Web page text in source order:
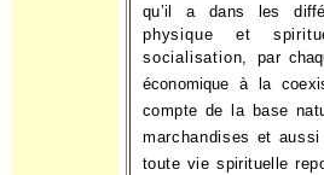
qu’il a dans les
physique et
socialisation, par
économique à la
compte de la base
marchandises et
toute vie spirituelle